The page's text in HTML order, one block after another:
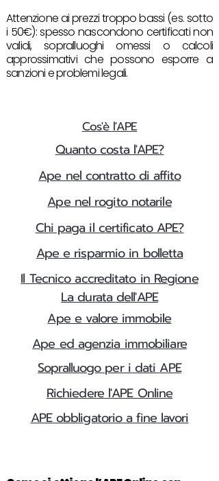
Attenzione ai prezzi troppo bassi (es. sotto
i 50€): spesso nascondono certificati non
validi, sopralluoghi omessi o calcoli
approssimativi che possono esporre a
sanzioni e problemi legali.
Cos'è l'APE
Quanto costa l'APE?
Ape nel contratto di affito
Ape nel rogito notarile
Chi paga il certificato APE?
Ape e risparmio in bolletta
Il Tecnico accreditato in Regione
La durata dell'APE
Ape e valore immobile
Ape ed agenzia immobiliare
Sopralluogo per i dati APE
Richiedere l'APE Online
APE obbligatorio a fine lavori